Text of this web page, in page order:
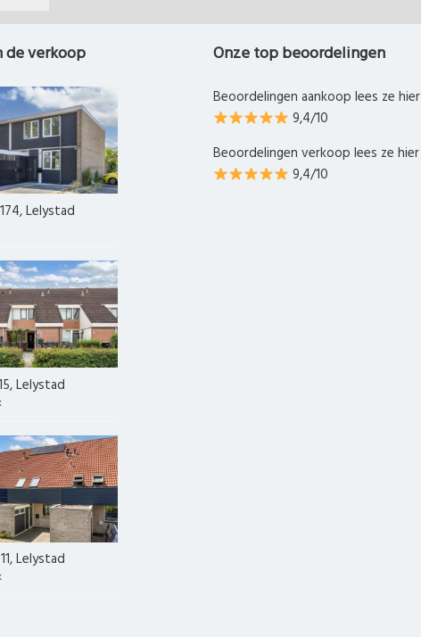
verkoop
Lelystad
Lelystad
Lelystad
Onze top beoordelingen
Beoordelingen aankoop lees ze hier
9,4/10
Beoordelingen verkoop lees ze hier
9,4/10